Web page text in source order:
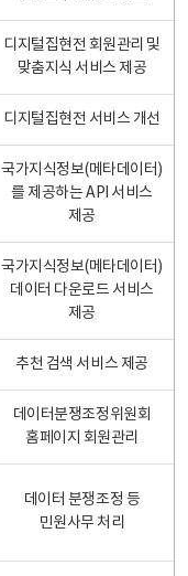
디지털집현전 회원관리 및
맞춤지식 서비스 제공
디지털집현전 서비스 개선
국가지식정보(메타데이터)
를 제공하는 API 서비스
제공
국가지식정보(메타데이터)
데이터 다운로드 서비스
제공
추천 검색 서비스 제공
데이터분쟁조정위원회
홈페이지 회원관리
데이터 분쟁조정 등
민원사무 처리